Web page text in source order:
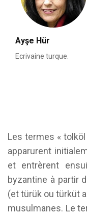
Ayşe Hür
Ecrivaine turque.
Les termes « tolköl
apparurent
et entrèrent
byzantine à partir
(et türük ou türküt
musulmanes. Le